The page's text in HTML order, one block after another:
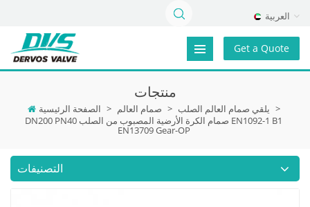
العربية
Get a Quote
منتجات
الصفحة الرئيسية > صمام العالم > يلقي صمام العالم الصلب >
DN200 PN40 صمام الكرة الأرضية المصبوب من الصلب EN1092-1 B1
EN13709 Gear-OP
التصنيفات